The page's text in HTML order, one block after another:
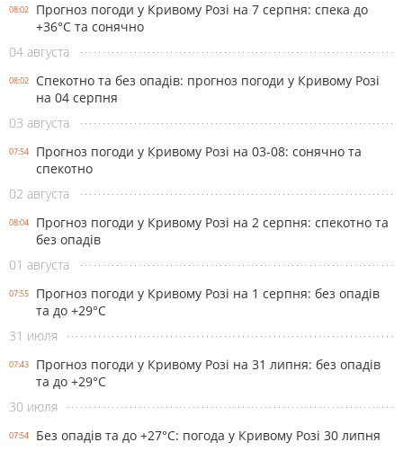
08:02
Прогноз погоди у Кривому Розі на 7 серпня: спека до
+36°С та сонячно
04 августа
08:02
Спекотно та без опадів: прогноз погоди у Кривому Розі
на 04 серпня
03 августа
07:54
Прогноз погоди у Кривому Розі на 03-08: сонячно та
спекотно
02 августа
08:04
Прогноз погоди у Кривому Розі на 2 серпня: спекотно та
без опадів
01 августа
07:55
Прогноз погоди у Кривому Розі на 1 серпня: без опадів
та до +29°С
31 июля
07:43
Прогноз погоди у Кривому Розі на 31 липня: без опадів
та до +29°С
30 июля
07:54
Без опадів та до +27°С: погода у Кривому Розі 30 липня